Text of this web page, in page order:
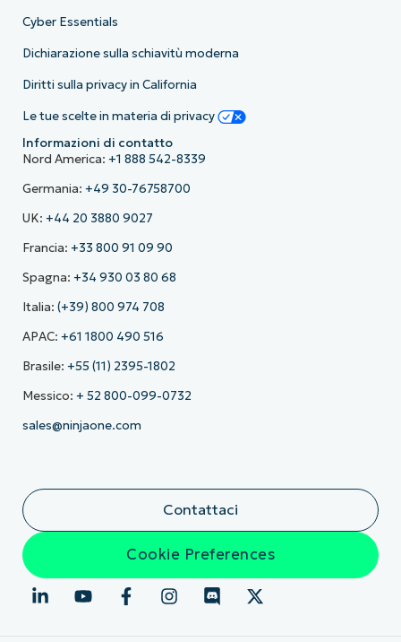
Cyber Essentials
Dichiarazione sulla schiavitù moderna
Diritti sulla privacy in California
Le tue scelte in materia di privacy
Informazioni di contatto
Nord America: +1 888 542-8339
Germania: +49 30-76758700
UK: +44 20 3880 9027
Francia: +33 800 91 09 90
Spagna: +34 930 03 80 68
Italia: (+39) 800 974 708
APAC: +61 1800 490 516
Brasile: +55 (11) 2395-1802
Messico: + 52 800-099-0732
sales@ninjaone.com
Contattaci
Cookie Preferences